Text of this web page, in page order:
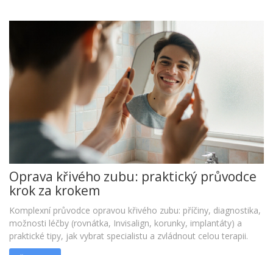
Oprava křivého zubu: praktický průvodce
krok za krokem
Komplexní průvodce opravou křivého zubu: příčiny, diagnostika,
možnosti léčby (rovnátka, Invisalign, korunky, implantáty) a
praktické tipy, jak vybrat specialistu a zvládnout celou terapii.